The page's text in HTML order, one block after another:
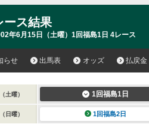
ース結果
年6月15日（土曜）1回福島1日 4レース
らせ 出馬表 オッズ 払戻金
（土曜） 1回福島1日
（日曜） 1回福島2日